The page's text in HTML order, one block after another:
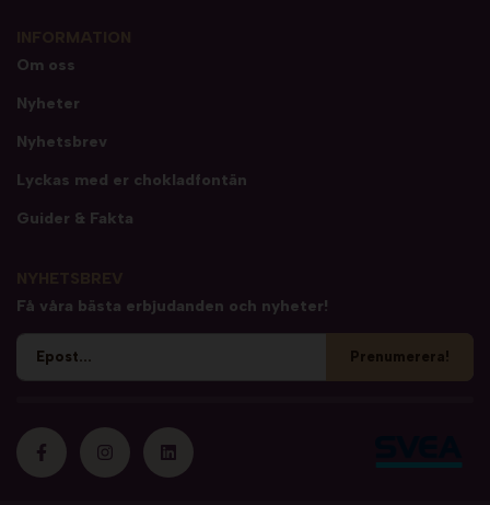
Om oss
Nyheter
Nyhetsbrev
Lyckas med er chokladfontän
Guider & Fakta
Få våra bästa erbjudanden och nyheter!
Prenumerera!